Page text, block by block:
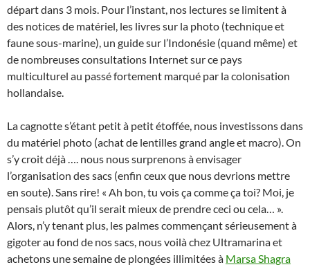
départ dans 3 mois. Pour l’instant, nos lectures se limitent à
des notices de matériel, les livres sur la photo (technique et
faune sous-marine), un guide sur l’Indonésie (quand même) et
de nombreuses consultations Internet sur ce pays
multiculturel au passé fortement marqué par la colonisation
hollandaise.
La cagnotte s’étant petit à petit étoffée, nous investissons dans
du matériel photo (achat de lentilles grand angle et macro). On
s’y croit déjà …. nous nous surprenons à envisager
l’organisation des sacs (enfin ceux que nous devrions mettre
en soute). Sans rire! « Ah bon, tu vois ça comme ça toi? Moi, je
pensais plutôt qu’il serait mieux de prendre ceci ou cela… ».
Alors, n’y tenant plus, les palmes commençant sérieusement à
gigoter au fond de nos sacs, nous voilà chez Ultramarina et
achetons une semaine de plongées illimitées à Marsa Shagra